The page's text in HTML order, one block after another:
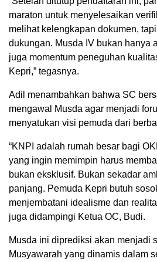
maraton untuk menyelesaikan
melihat kelengkapan dokumen,
dukungan. Musda IV bukan hanya
juga momentum peneguhan
Kepri,” tegasnya.
Adil menambahkan bahwa SC
mengawal Musda agar menjadi
menyatukan visi pemuda dari
“KNPI adalah rumah besar bagi
yang ingin memimpin harus
bukan eksklusif. Bukan sekadar
panjang. Pemuda Kepri butuh
menjembatani idealisme dan
juga didampingi Ketua OC, Budi.
Musda ini diprediksi akan menjadi
Musyawarah yang dinamis dalam